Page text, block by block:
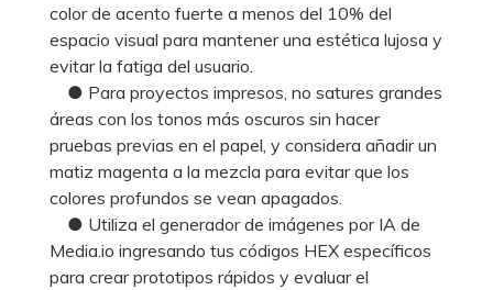
color de acento fuerte a menos del 10% del
espacio visual para mantener una estética lujosa y
evitar la fatiga del usuario.
● Para proyectos impresos, no satures grandes
áreas con los tonos más oscuros sin hacer
pruebas previas en el papel, y considera añadir un
matiz magenta a la mezcla para evitar que los
colores profundos se vean apagados.
● Utiliza el generador de imágenes por IA de
Media.io ingresando tus códigos HEX específicos
para crear prototipos rápidos y evaluar el